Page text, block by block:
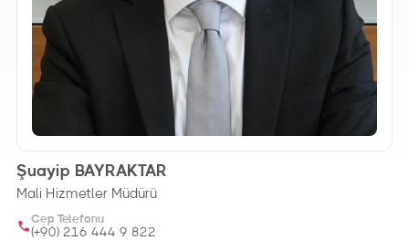
Şuayip BAYRAKTAR
Mali Hizmetler Müdürü
Cep Telefonu
(+90) 216 444 9 822